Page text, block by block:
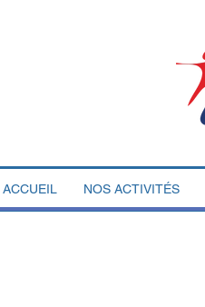
ACCUEIL NOS ACTIVITÉS